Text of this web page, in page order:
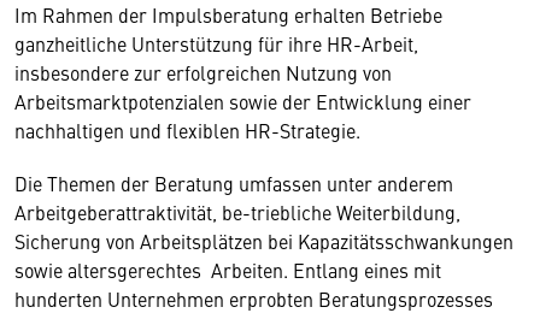
Im Rahmen der Impulsberatung erhalten Betriebe
ganzheitliche Unterstützung für ihre HR-Arbeit,
insbesondere zur erfolgreichen Nutzung von
Arbeitsmarktpotenzialen sowie der Entwicklung einer
nachhaltigen und flexiblen HR-Strategie.
Die Themen der Beratung umfassen unter anderem
Arbeitgeberattraktivität, be-triebliche Weiterbildung,
Sicherung von Arbeitsplätzen bei Kapazitätsschwankungen
sowie altersgerechtes Arbeiten. Entlang eines mit
hunderten Unternehmen erprobten Beratungsprozesses